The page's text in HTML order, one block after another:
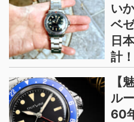
い
ベ
日
計
【
ル
60